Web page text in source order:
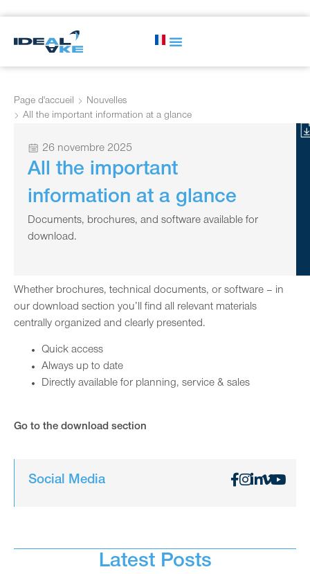
Page d'accueil
Nouvelles
All the important information at a glance
26 novembre 2025
All the important
information at a glance
Documents, brochures, and software available for
download.
Whether brochures, technical documents, or software – in
our download section you’ll find all relevant materials
centrally organized and clearly presented.
Quick access
Always up to date
Directly available for planning, service & sales
Go to the download section
Social Media
Latest Posts